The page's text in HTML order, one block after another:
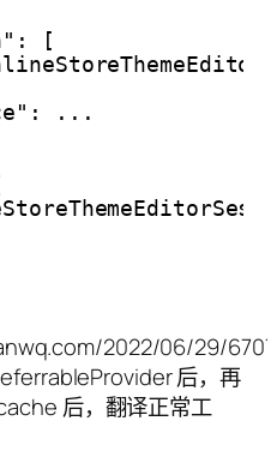
[
...
2022/06/29/
后，再
后，翻译正常工